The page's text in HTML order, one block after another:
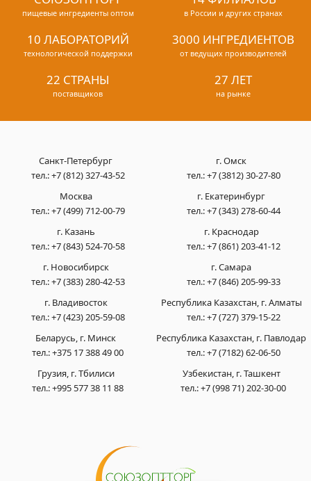
пищевые ингредиенты оптом в России и других странах
10 ЛАБОРАТОРИЙ
технологической поддержки
3000 ИНГРЕДИЕНТОВ
от ведущих производителей
22 СТРАНЫ
поставщиков
27 ЛЕТ
на рынке
Санкт-Петербург
тел.:+7 (812) 327-43-52
Москва
тел.:+7 (499) 712-00-79
г. Казань
тел.:+7 (843) 524-70-58
г. Новосибирск
тел.:+7 (383) 280-42-53
г. Омск
тел.:+7 (3812) 30-27-80
г. Екатеринбург
тел.:+7 (343) 278-60-44
г. Краснодар
тел.:+7 (861) 203-41-12
г. Самара
тел.:+7 (846) 205-99-33
г. Владивосток
тел.:+7 (423) 205-59-08
Беларусь, г. Минск
тел.:+375 17 388 49 00
Грузия, г. Тбилиси
тел.:+995 577 38 11 88
Республика Казахстан, г. Алматы
тел.:+7 (727) 379-15-22
Республика Казахстан, г. Павлодар
тел.:+7 (7182) 62-06-50
Узбекистан, г. Ташкент
тел.:+7 (998 71) 202-30-00